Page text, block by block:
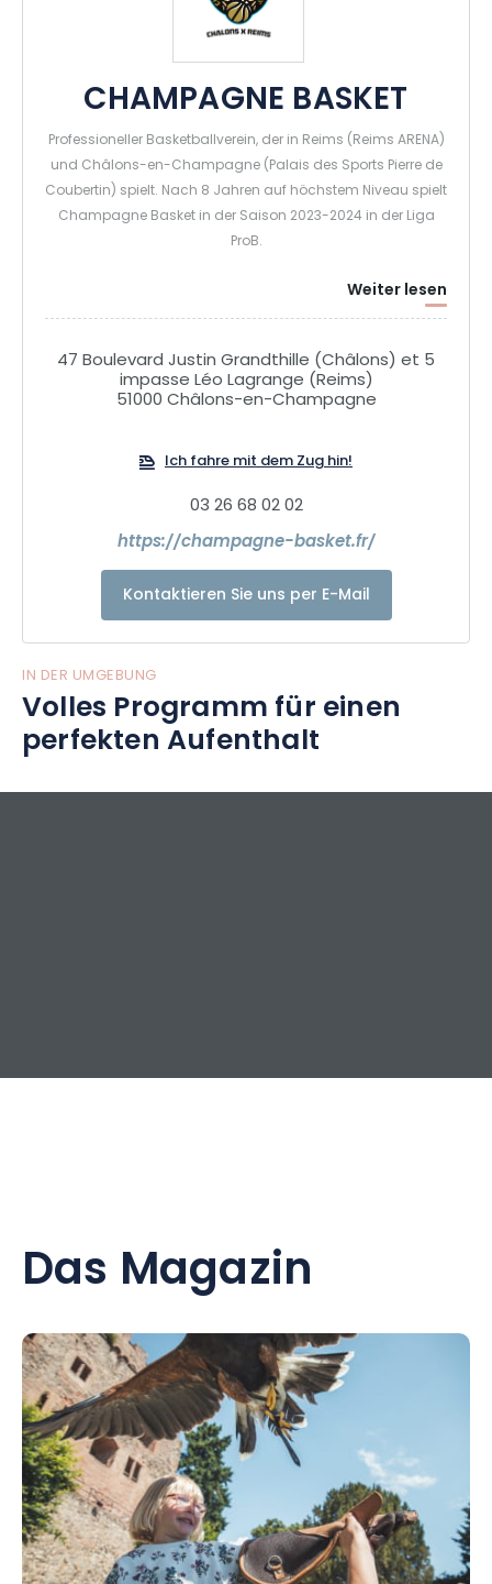
CHAMPAGNE BASKET
Professioneller Basketballverein, der in Reims (Reims ARENA)
und Châlons-en-Champagne (Palais des Sports Pierre de
Coubertin) spielt. Nach 8 Jahren auf höchstem Niveau spielt
Champagne Basket in der Saison 2023-2024 in der Liga
ProB.
Weiter lesen
47 Boulevard Justin Grandthille (Châlons) et 5
impasse Léo Lagrange (Reims)
51000 Châlons-en-Champagne
Ich fahre mit dem Zug hin!
03 26 68 02 02
https://champagne-basket.fr/
Kontaktieren Sie uns per E-Mail
IN DER UMGEBUNG
Volles Programm für einen
perfekten Aufenthalt
Das Magazin